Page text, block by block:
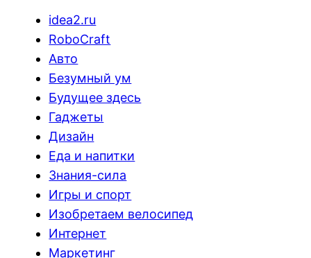
idea2.ru
RoboCraft
Авто
Безумный ум
Будущее здесь
Гаджеты
Дизайн
Еда и напитки
Знания-сила
Игры и спорт
Изобретаем велосипед
Интернет
Маркетинг